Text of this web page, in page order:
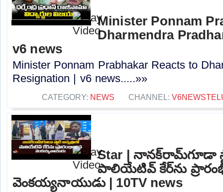
Minister Ponnam
Dharmendra
v6 news
Minister Ponnam Prabhakar Reacts to
Resignation | v6 news.....»»
CATEGORY: NEWS CHANNEL:
Star | నానక్‌రామ్‌గూడా
పాలియేటివ్ కేర్‌ను
వెంకయ్యనాయుడు | 10TV news